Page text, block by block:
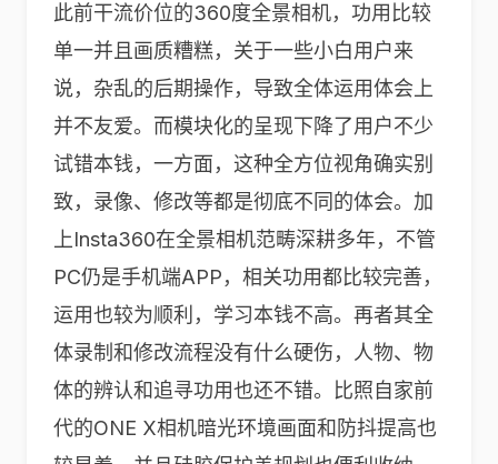
此前干流价位的360度全景相机，功用比较
单一并且画质糟糕，关于一些小白用户来
说，杂乱的后期操作，导致全体运用体会上
并不友爱。而模块化的呈现下降了用户不少
试错本钱，一方面，这种全方位视角确实别
致，录像、修改等都是彻底不同的体会。加
上Insta360在全景相机范畴深耕多年，不管
PC仍是手机端APP，相关功用都比较完善，
运用也较为顺利，学习本钱不高。再者其全
体录制和修改流程没有什么硬伤，人物、物
体的辨认和追寻功用也还不错。比照自家前
代的ONE X相机暗光环境画面和防抖提高也